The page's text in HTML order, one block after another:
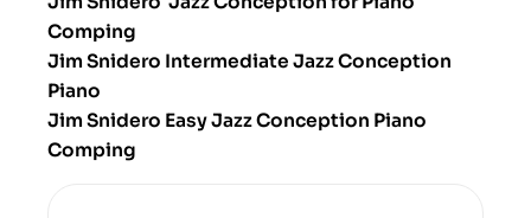
Comping
Jim Snidero Intermediate Jazz Conception
Piano
Jim Snidero Easy Jazz Conception Piano
Comping